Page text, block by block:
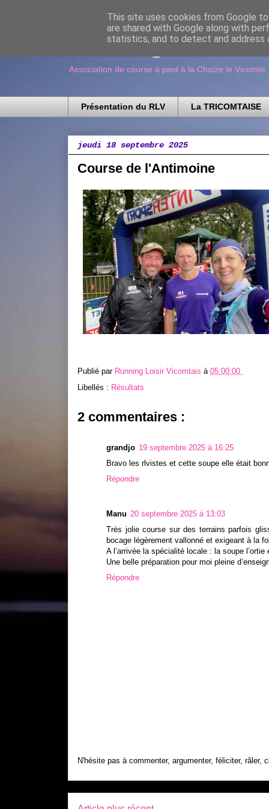
Running Loisir
Association de course à pied à la Chaize le Vicomte
Présentation du RLV La TRICOMTAISE
jeudi 18 septembre 2025
Course de l'Antimoine
Publié par Running Loisir Vicomtais à 05:00:00
Libellés : Résultats
2 commentaires :
grandjo 19 septembre 2025 à 16:25
Bravo les rlvistes et cette soupe elle était
Répondre
Manu 20 septembre 2025 à 13:03
Très jolie course sur des terrains parfois
bocage légèrement vallonné et exigeant à la
A l’arrivée la spécialité locale : la soupe l’ortie
Une belle préparation pour moi pleine
Répondre
N'hésite pas à commenter, argumenter, féliciter, râler,
This site uses cookies from Google
are shared with Google along with
statistics, and to detect and address